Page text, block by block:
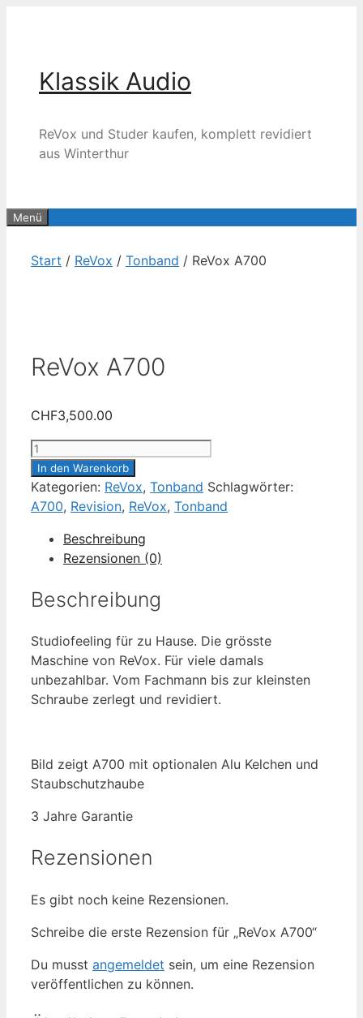
Klassik Audio
ReVox und Studer kaufen, komplett revidiert
aus Winterthur
Menü
Start / ReVox / Tonband / ReVox A700
ReVox A700
CHF3,500.00
ReVox
A700
Menge
In den Warenkorb
Kategorien: ReVox, Tonband Schlagwörter:
A700, Revision, ReVox, Tonband
Beschreibung
Rezensionen (0)
Beschreibung
Studiofeeling für zu Hause. Die grösste
Maschine von ReVox. Für viele damals
unbezahlbar. Vom Fachmann bis zur kleinsten
Schraube zerlegt und revidiert.
Bild zeigt A700 mit optionalen Alu Kelchen und
Staubschutzhaube
3 Jahre Garantie
Rezensionen
Es gibt noch keine Rezensionen.
Schreibe die erste Rezension für „ReVox A700“
Du musst angemeldet sein, um eine Rezension
veröffentlichen zu können.